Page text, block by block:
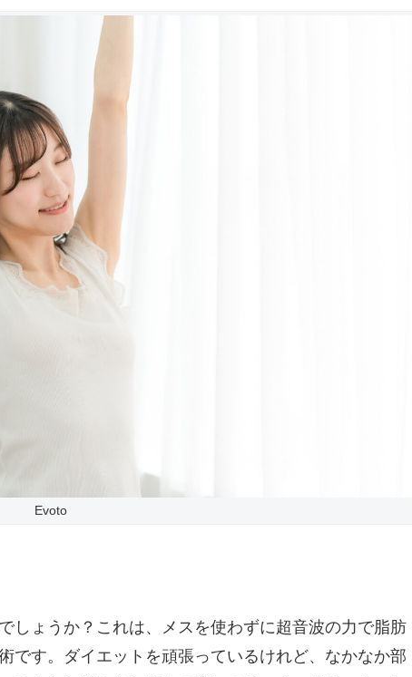
Evoto
しょうか？これは、メスを使わずに超音波の力で脂肪
です。ダイエットを頑張っているけれど、なかなか部